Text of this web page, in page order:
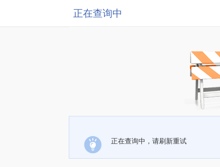
正在查询中
正在查询中，请刷新重试